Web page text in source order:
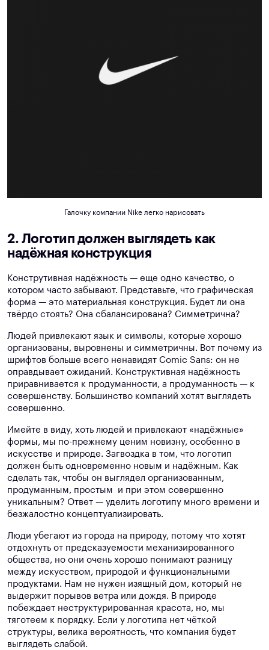
Галочку компании Nike легко нарисовать
2. Логотип должен выглядеть как
надёжная конструкция
Конструтивная надёжность — еще одно качество, о
котором часто забывают. Представьте, что графическая
форма — это материальная конструкция. Будет ли она
твёрдо стоять? Она сбалансирована? Симметрична?
Людей привлекают язык и символы, которые хорошо
организованы, выровнены и симметричны. Вот почему из
шрифтов больше всего ненавидят Comic Sans: он не
оправдывает ожиданий. Конструктивная надёжность
приравнивается к продуманности, а продуманность — к
совершенству. Большинство компаний хотят выглядеть
совершенно.
Имейте в виду, хоть людей и привлекают «надёжные»
формы, мы по-прежнему ценим новизну, особенно в
искусстве и природе. Загвоздка в том, что логотип
должен быть одновременно новым и надёжным. Как
сделать так, чтобы он выглядел организованным,
продуманным, простым и при этом совершенно
уникальным? Ответ — уделить логотипу много времени и
безжалостно концептуализировать.
Люди убегают из города на природу, потому что хотят
отдохнуть от предсказуемости механизированного
общества, но они очень хорошо понимают разницу
между искусством, природой и функциональными
продуктами. Нам не нужен изящный дом, который не
выдержит порывов ветра или дождя. В природе
побеждает неструктурированная красота, но, мы
тяготеем к порядку. Если у логотипа нет чёткой
структуры, велика вероятность, что компания будет
выглядеть слабой.